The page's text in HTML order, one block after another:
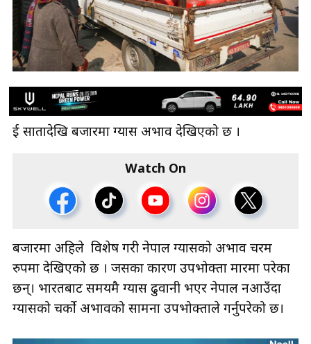
दुई सातादेखि बजारमा ग्यास अभाव देखिएको छ ।
Watch On
बजारमा अहिले विशेष गरी नेपाल ग्यासको अभाव चरम
रुपमा देखिएको छ । जसका कारण उपभोक्ता मारमा परेका
छन्। भारतबाट समयमै ग्यास ढुवानी भएर नेपाल नआउँदा
ग्यासको चर्को अभावको सामना उपभोक्ताले गर्नुपरेको छ।